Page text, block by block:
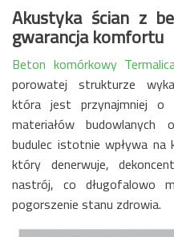
Akustyka ścian z
gwarancja komfortu
Beton komórkowy
porowatej strukturze
która jest przynajmniej o
materiałów
budulec istotnie wpływa na
który denerwuje,
nastrój, co długofalowo
pogorszenie stanu zdrowia.